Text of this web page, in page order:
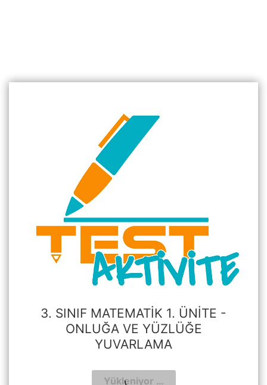
3. SINIF MATEMATIK 1. ÜNITE -
ONLUĞA VE YÜZLÜĞE
YUVARLAMA